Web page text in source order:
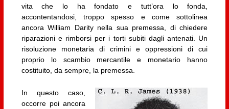
vita che lo ha fondato e tutt’ora lo fonda,
accontentandosi, troppo spesso e come sottolinea
ancora William Darity nella sua premessa, di chiedere
riparazioni e rimborsi per i torti subiti dagli antenati. Un
risoluzione monetaria di crimini e oppressioni di cui
proprio lo scambio mercantile e monetario hanno
costituito, da sempre, la premessa.
In questo caso,
occorre poi ancora